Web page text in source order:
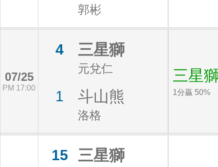
郭彬
07/25
PM 17:00
4 三星獅
元兌仁
1 斗山熊
洛格
三星
1分贏 50%
15 三星獅